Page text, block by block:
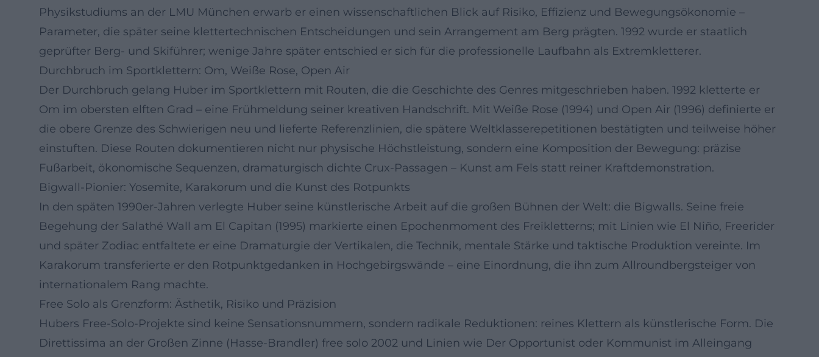
Physikstudiums an der LMU München erwarb er einen wissenschaftlichen Blick auf Risiko, Effizienz und Bewegungsökonomie –
Parameter, die später seine klettertechnischen Entscheidungen und sein Arrangement am Berg prägten. 1992 wurde er staatlich
geprüfter Berg- und Skiführer; wenige Jahre später entschied er sich für die professionelle Laufbahn als Extremkletterer.
Durchbruch im Sportklettern: Om, Weiße Rose, Open Air
Der Durchbruch gelang Huber im Sportklettern mit Routen, die die Geschichte des Genres mitgeschrieben haben. 1992 kletterte er
Om im obersten elften Grad – eine Frühmeldung seiner kreativen Handschrift. Mit Weiße Rose (1994) und Open Air (1996) definierte er
die obere Grenze des Schwierigen neu und lieferte Referenzlinien, die spätere Weltklasserepetitionen bestätigten und teilweise höher
einstuften. Diese Routen dokumentieren nicht nur physische Höchstleistung, sondern eine Komposition der Bewegung: präzise
Fußarbeit, ökonomische Sequenzen, dramaturgisch dichte Crux-Passagen – Kunst am Fels statt reiner Kraftdemonstration.
Bigwall-Pionier: Yosemite, Karakorum und die Kunst des Rotpunkts
In den späten 1990er-Jahren verlegte Huber seine künstlerische Arbeit auf die großen Bühnen der Welt: die Bigwalls. Seine freie
Begehung der Salathé Wall am El Capitan (1995) markierte einen Epochenmoment des Freikletterns; mit Linien wie El Niño, Freerider
und später Zodiac entfaltete er eine Dramaturgie der Vertikalen, die Technik, mentale Stärke und taktische Produktion vereinte. Im
Karakorum transferierte er den Rotpunktgedanken in Hochgebirgswände – eine Einordnung, die ihn zum Allroundbergsteiger von
internationalem Rang machte.
Free Solo als Grenzform: Ästhetik, Risiko und Präzision
Hubers Free-Solo-Projekte sind keine Sensationsnummern, sondern radikale Reduktionen: reines Klettern als künstlerische Form. Die
Direttissima an der Großen Zinne (Hasse-Brandler) free solo 2002 und Linien wie Der Opportunist oder Kommunist im Alleingang